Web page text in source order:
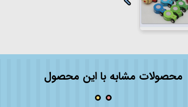
محصولات مشابه با این محصول